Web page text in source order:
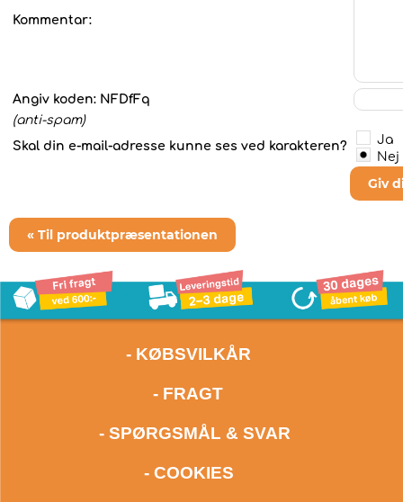
Kommentar:
Angiv koden: NFDfFq
(anti-spam)
Skal din e-mail-adresse kunne ses ved karakteren?
Ja
Nej
Giv
« Til produktpræsentationen
- KØBSVILKÅR
- FRAGT
- SPØRGSMÅL & SVAR
- COOKIES